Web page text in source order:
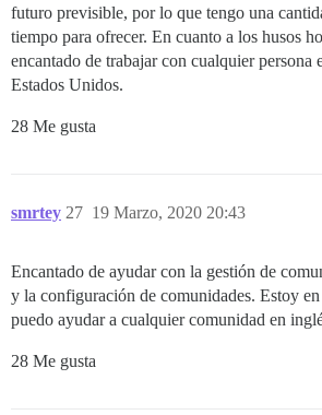
futuro previsible, por lo que tengo una
tiempo para ofrecer. En cuanto a los husos
encantado de trabajar con cualquier
Estados Unidos.
28 Me gusta
smrtey 19 Marzo, 2020 20:43
27
Encantado de ayudar con la gestión de
y la configuración de comunidades. Estoy
puedo ayudar a cualquier comunidad en
28 Me gusta